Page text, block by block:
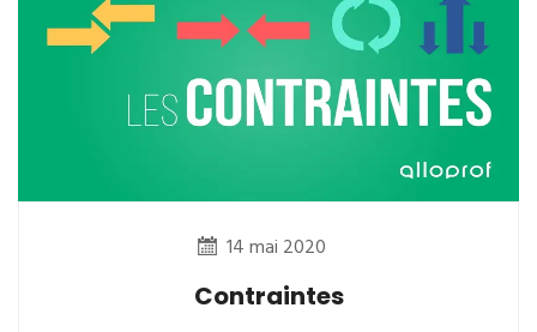
14 mai 2020
Contraintes